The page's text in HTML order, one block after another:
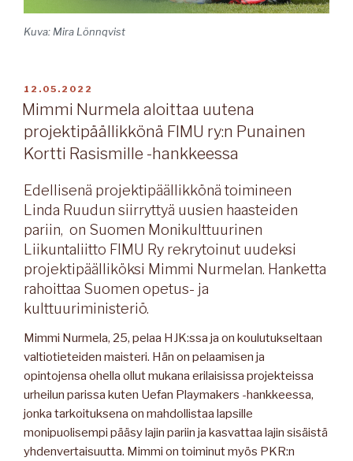
Kuva: Mira Lönnqvist
JULKAISTU
12.05.2022
Mimmi Nurmela aloittaa uutena
projektipäällikkönä FIMU ry:n Punainen
Kortti Rasismille -hankkeessa
Edellisenä projektipäällikkönä toimineen
Linda Ruudun siirryttyä uusien haasteiden
pariin, on Suomen Monikulttuurinen
Liikuntaliitto FIMU Ry rekrytoinut uudeksi
projektipäälliköksi Mimmi Nurmelan. Hanketta
rahoittaa Suomen opetus- ja
kulttuuriministeriö.
Mimmi Nurmela, 25, pelaa HJK:ssa ja on koulutukseltaan
valtiotieteiden maisteri. Hän on pelaamisen ja
opintojensa ohella ollut mukana erilaisissa projekteissa
urheilun parissa kuten Uefan Playmakers -hankkeessa,
jonka tarkoituksena on mahdollistaa lapsille
monipuolisempi pääsy lajin pariin ja kasvattaa lajin sisäistä
yhdenvertaisuutta. Mimmi on toiminut myös PKR:n